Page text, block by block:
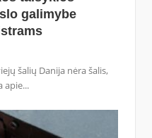
galimybe
šalių Danija nėra šalis,
apie...